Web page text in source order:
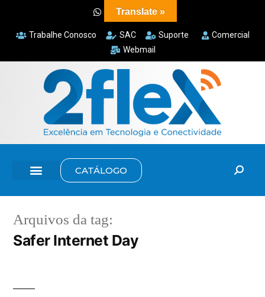
Trabalhe Conosco SAC Suporte
Comercial
Webmail
CATÁLOGO
Arquivos da tag:
Safer Internet Day
Translate »